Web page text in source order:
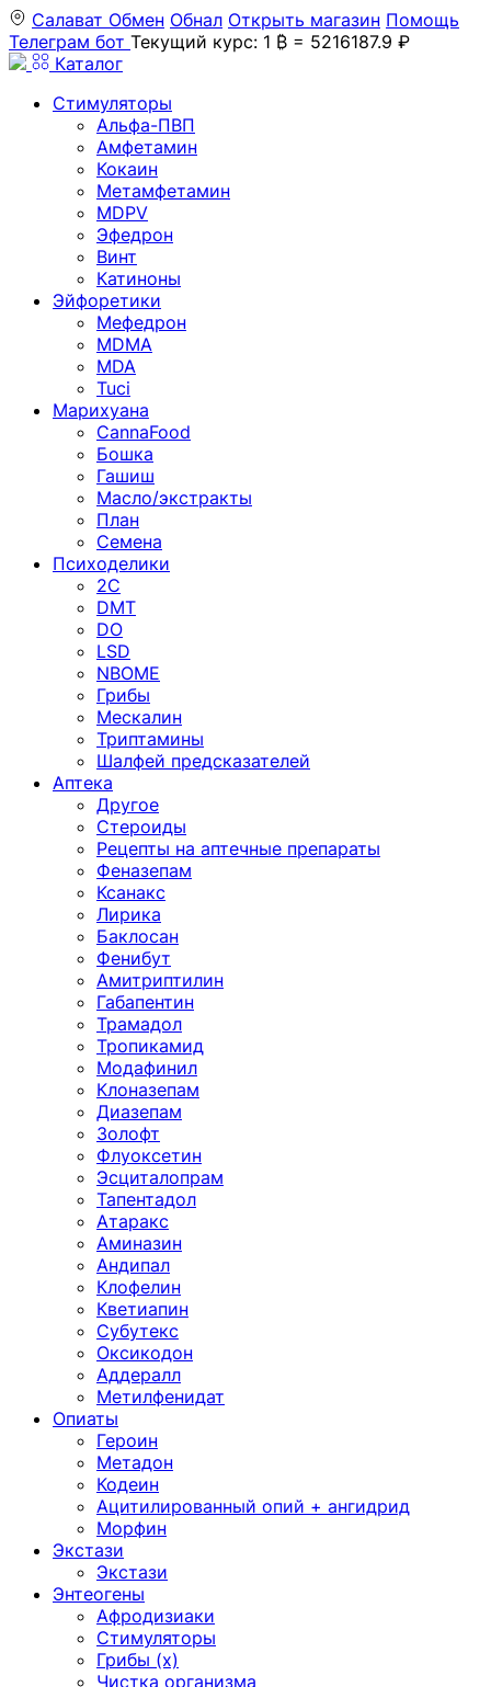
Салават Обмен Обнал Открыть магазин Помощь
Телеграм бот Текущий курс: 1 ₿ = 5216187.9 ₽
Каталог
Стимуляторы
Альфа-ПВП
Амфетамин
Кокаин
Метамфетамин
MDPV
Эфедрон
Винт
Катиноны
Эйфоретики
Мефедрон
MDMA
MDA
Tuci
Марихуана
CannaFood
Бошка
Гашиш
Масло/экстракты
План
Семена
Психоделики
2C
DMT
DO
LSD
NBOME
Грибы
Мескалин
Триптамины
Шалфей предсказателей
Аптека
Другое
Стероиды
Рецепты на аптечные препараты
Феназепам
Ксанакс
Лирика
Баклосан
Фенибут
Амитриптилин
Габапентин
Трамадол
Тропикамид
Модафинил
Клоназепам
Диазепам
Золофт
Флуоксетин
Эсциталопрам
Тапентадол
Атаракс
Аминазин
Андипал
Клофелин
Кветиапин
Субутекс
Оксикодон
Аддералл
Метилфенидат
Опиаты
Героин
Метадон
Кодеин
Ацитилированный опий + ангидрид
Морфин
Экстази
Экстази
Энтеогены
Афродизиаки
Стимуляторы
Грибы (х)
Чистка организма